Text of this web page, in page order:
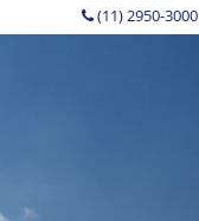
(11) 2950-3000